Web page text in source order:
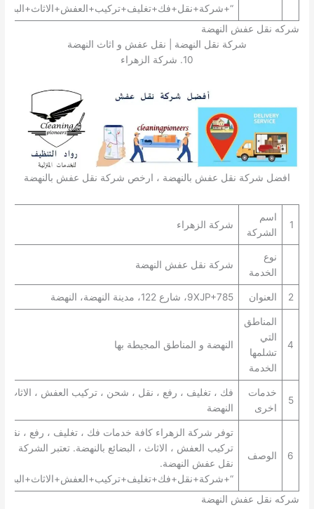
شركه نقل عفش النهضة
شركة نقل النهضة | نقل عفش و اثاث النهضة
10. شركة الزهراء
افضل شركة نقل عفش بالنهضة ، ارخص شركة نقل عفش بالنهضة
1
اسم
الشركة
شركة الزهراء
نوع
الخدمة
شركة نقل عفش النهضة
2 العنوان 9XJP+785، شارع 122، مدينة النهضة، النهضة
4
المناطق
التي
تشلمها
الخدمة
النهضة و المناطق المجيطة بها
5
خدمات
اخرى
فك ، تغليف ، رفع ، نقل ، شحن ، تركيب العفش ، الاثاث ،
النهضة
6 الوصف
توفر شركة الزهراء كافة خدمات فك ، تغليف ، رفع ،
تركيب العفش ، الاثاث ، البضائع بالنهضة. تعتبر الشركة
نقل عفش النهضة.
شركه نقل عفش النهضة